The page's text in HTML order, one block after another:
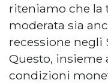
riteniamo che la
moderata sia
recessione negli
Questo, insieme
condizioni